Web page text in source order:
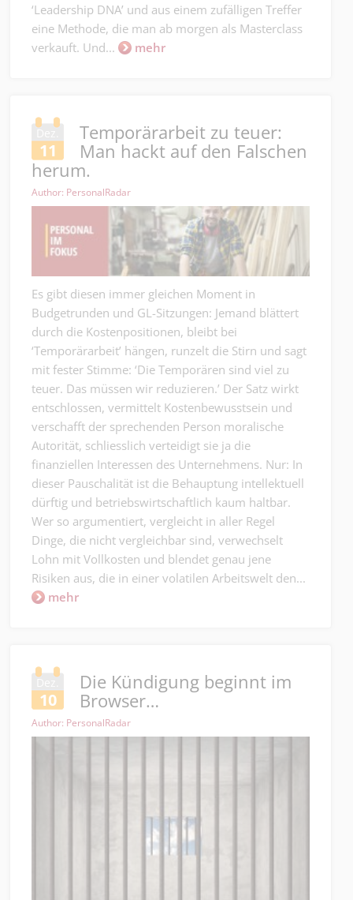
‘Leadership DNA’ und aus einem zufälligen Treffer
eine Methode, die man ab morgen als Masterclass
verkauft. Und...
mehr
Dez.
11
Temporärarbeit zu teuer:
Man hackt auf den Falschen
herum.
Author: PersonalRadar
Es gibt diesen immer gleichen Moment in
Budgetrunden und GL-Sitzungen: Jemand blättert
durch die Kostenpositionen, bleibt bei
‘Temporärarbeit’ hängen, runzelt die Stirn und sagt
mit fester Stimme: ‘Die Temporären sind viel zu
teuer. Das müssen wir reduzieren.’ Der Satz wirkt
entschlossen, vermittelt Kostenbewusstsein und
verschafft der sprechenden Person moralische
Autorität, schliesslich verteidigt sie ja die
finanziellen Interessen des Unternehmens. Nur: In
dieser Pauschalität ist die Behauptung intellektuell
dürftig und betriebswirtschaftlich kaum haltbar.
Wer so argumentiert, vergleicht in aller Regel
Dinge, die nicht vergleichbar sind, verwechselt
Lohn mit Vollkosten und blendet genau jene
Risiken aus, die in einer volatilen Arbeitswelt den...
mehr
Dez.
10
Die Kündigung beginnt im
Browser…
Author: PersonalRadar